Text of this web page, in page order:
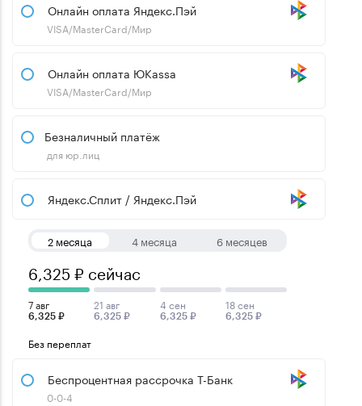
Онлайн оплата Яндекс.Пэй
VISA/MasterCard/Мир
Онлайн оплата ЮKassa
VISA/MasterCard/Мир
Безналичный платёж
для юр.лиц
Яндекс.Сплит / Яндекс.Пэй
2 месяца 4 месяца 6 месяцев
6,325 ₽ сейчас
7 авг
6,325 ₽
21 авг
6,325 ₽
4 сен
6,325 ₽
18 сен
6,325 ₽
Без переплат
Беспроцентная рассрочка Т-Банк
0-0-4